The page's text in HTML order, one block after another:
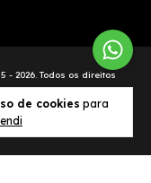
de cookies para
- 2026. Todos os direitos